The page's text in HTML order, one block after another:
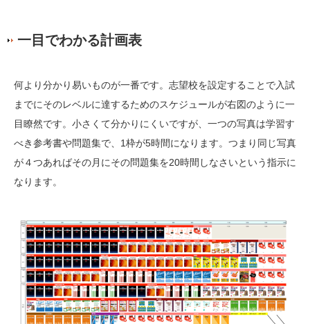
一目でわかる計画表
何より分かり易いものが一番です。志望校を設定することで入試
までにそのレベルに達するためのスケジュールが右図のように一
目瞭然です。小さくて分かりにくいですが、一つの写真は学習す
べき参考書や問題集で、1枠が5時間になります。つまり同じ写真
が４つあればその月にその問題集を20時間しなさいという指示に
なります。